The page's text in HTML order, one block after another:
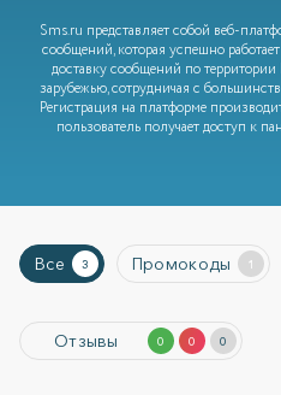
Sms.ru представляет собой веб-
сообщений, которая успешно
доставку сообщений по
зарубежью, сотрудничая с
Регистрация на платформе
пользователь получает доступ к
Все 3 Промокоды 1
Отзывы 0 0 0